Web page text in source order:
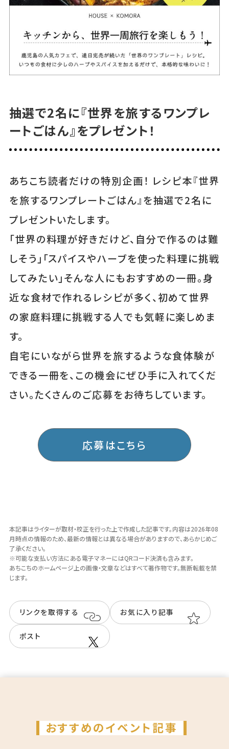
抽選で2名に『世界を旅するワンプレ
ートごはん』をプレゼント！
あちこち読者だけの特別企画！ レシピ本『世界
を旅するワンプレートごはん』を抽選で2名に
プレゼントいたします。
「世界の料理が好きだけど、自分で作るのは難
しそう」「スパイスやハーブを使った料理に挑戦
してみたい」そんな人にもおすすめの一冊。身
近な食材で作れるレシピが多く、初めて世界
の家庭料理に挑戦する人でも気軽に楽しめま
す。
自宅にいながら世界を旅するような食体験が
できる一冊を、この機会にぜひ手に入れてくだ
さい。たくさんのご応募をお待ちしています。
応募はこちら
本記事はライターが取材・校正を行った上で作成した記事です。内容は2026年08
月時点の情報のため、最新の情報とは異なる場合がありますので、あらかじめご
了承ください。
※可能な支払い方法にある電子マネーにはQRコード決済も含みます。
あちこちのホームページ上の画像・⽂章などはすべて著作物です。無断転載を禁
じます。
リンクを取得する お気に入り記事
ポスト
おすすめのイベント記事